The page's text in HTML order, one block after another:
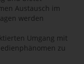
Austausch im
werden
Umgang mit
zu